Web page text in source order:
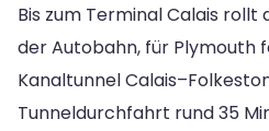
Bis zum Terminal Calais rollt
der Autobahn, für Plymouth
Kanaltunnel
Tunneldurchfahrt rund 35